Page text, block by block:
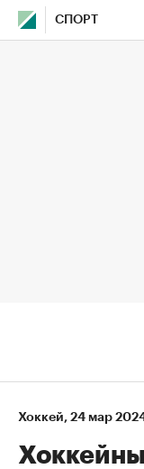
СПОРТ
Хоккей⁠, 24 мар